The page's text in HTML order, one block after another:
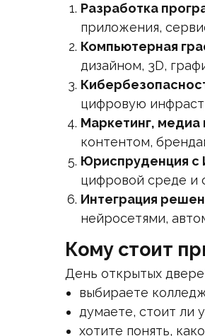
Разработка
приложения,
Компьютерная
дизайном, 3D,
цифровую
Маркетинг, медиа
контентом,
Юриспруденция с
цифровой среде и
Интеграция
нейросетями,
Кому стоит
День открытых
выбираете
думаете, стоит ли
хотите понять,